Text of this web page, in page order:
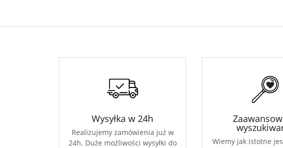
Wysyłka w 24h
Realizujemy zamówienia już w
24h. Duże możliwości wysyłki do
Wiemy jak istotne